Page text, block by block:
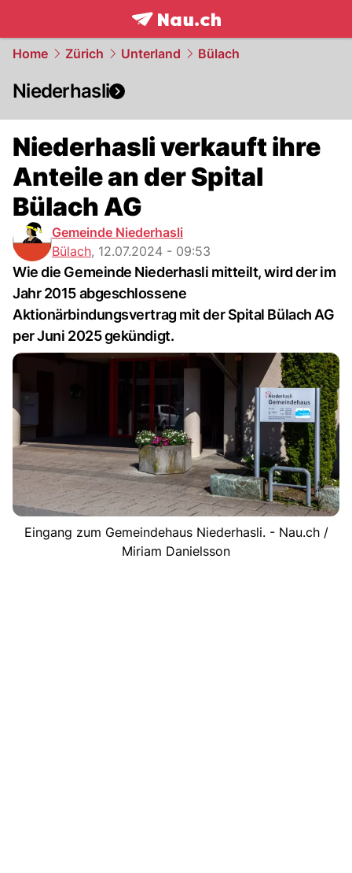
frontpage.NAU.ch
Home Zürich Unterland Bülach
Niederhasli
Niederhasli verkauft ihre
Anteile an der Spital
Bülach AG
Gemeinde Niederhasli
Bülach, 12.07.2024 - 09:53
Wie die Gemeinde Niederhasli mitteilt, wird der im
Jahr 2015 abgeschlossene
Aktionärbindungsvertrag mit der Spital Bülach AG
per Juni 2025 gekündigt.
Eingang zum Gemeindehaus Niederhasli. - Nau.ch /
Miriam Danielsson